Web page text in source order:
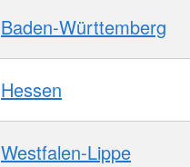
Baden-Württemberg
Hessen
Westfalen-Lippe